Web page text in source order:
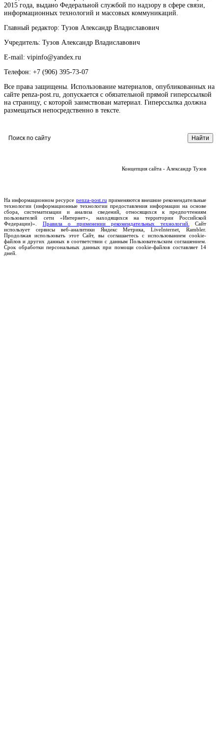
2015 года, выдано Федеральной службой по надзору в сфере связи,
информационных технологий и массовых коммуникаций.
Главный редактор: Тузов Александр Владиславович
Учредитель: Тузов Александр Владиславович
E-mail: vipinfo@yandex.ru
Телефон: +7 (906) 395-73-07
Все права защищены. Использование материалов, опубликованных на
сайте penza-post.ru, допускается с обязательной прямой гиперссылкой
на страницу, с которой заимствован материал. Гиперссылка должна
размещаться непосредственно в тексте.
Концепция сайта - Александр Тузов
На информационном ресурсе penza-post.ru применяются внешние рекомендательные
технологии (информационные технологии предоставления информации на основе
сбора, систематизации и анализа сведений, относящихся к предпочтениям
пользователей сети «Интернет», находящихся на территории Российской
Федерации)». Правила о применении рекомендательных технологий.
Сайт
использует сервисы веб-аналитики Яндекс Метрика, LiveInternet, Rambler.
Продолжая использовать этот Сайт, вы соглашаетесь с использованием cookie-
файлов и других данных в соответствии с данным Пользовательским соглашением.
Срок обработки персональных данных при помощи cookie-файлов составляет 14
дней.